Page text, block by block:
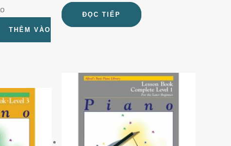
THÊM VÀO
ĐỌC TIẾP